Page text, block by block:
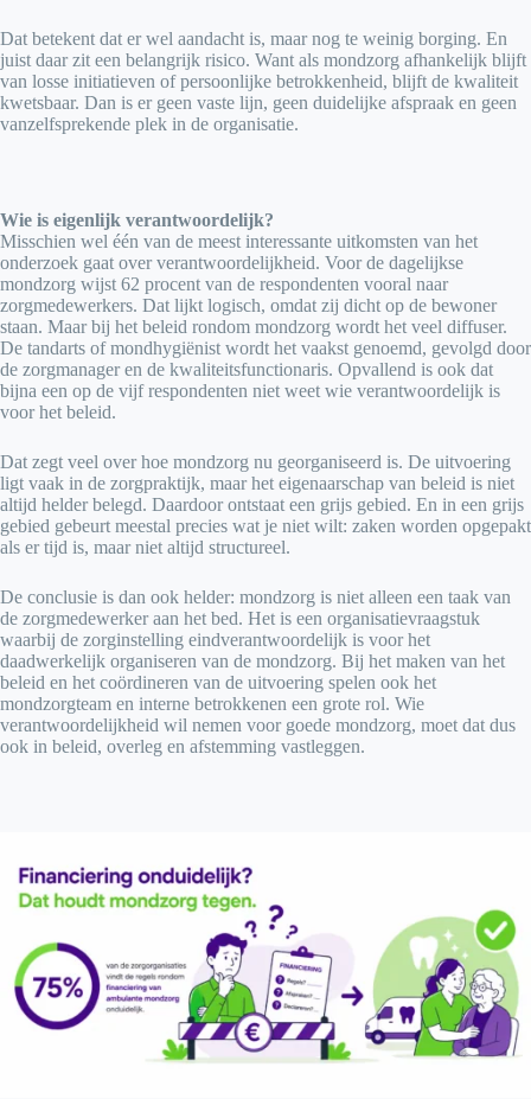
Dat betekent dat er wel aandacht is, maar nog te weinig borging. En
juist daar zit een belangrijk risico. Want als mondzorg afhankelijk blijft
van losse initiatieven of persoonlijke betrokkenheid, blijft de kwaliteit
kwetsbaar. Dan is er geen vaste lijn, geen duidelijke afspraak en geen
vanzelfsprekende plek in de organisatie.
Wie is eigenlijk verantwoordelijk?
Misschien wel één van de meest interessante uitkomsten van het
onderzoek gaat over verantwoordelijkheid. Voor de dagelijkse
mondzorg wijst 62 procent van de respondenten vooral naar
zorgmedewerkers. Dat lijkt logisch, omdat zij dicht op de bewoner
staan. Maar bij het beleid rondom mondzorg wordt het veel diffuser.
De tandarts of mondhygiënist wordt het vaakst genoemd, gevolgd door
de zorgmanager en de kwaliteitsfunctionaris. Opvallend is ook dat
bijna een op de vijf respondenten niet weet wie verantwoordelijk is
voor het beleid.
Dat zegt veel over hoe mondzorg nu georganiseerd is. De uitvoering
ligt vaak in de zorgpraktijk, maar het eigenaarschap van beleid is niet
altijd helder belegd. Daardoor ontstaat een grijs gebied. En in een grijs
gebied gebeurt meestal precies wat je niet wilt: zaken worden opgepakt
als er tijd is, maar niet altijd structureel.
De conclusie is dan ook helder: mondzorg is niet alleen een taak van
de zorgmedewerker aan het bed. Het is een organisatievraagstuk
waarbij de zorginstelling eindverantwoordelijk is voor het
daadwerkelijk organiseren van de mondzorg. Bij het maken van het
beleid en het coördineren van de uitvoering spelen ook het
mondzorgteam en interne betrokkenen een grote rol. Wie
verantwoordelijkheid wil nemen voor goede mondzorg, moet dat dus
ook in beleid, overleg en afstemming vastleggen.